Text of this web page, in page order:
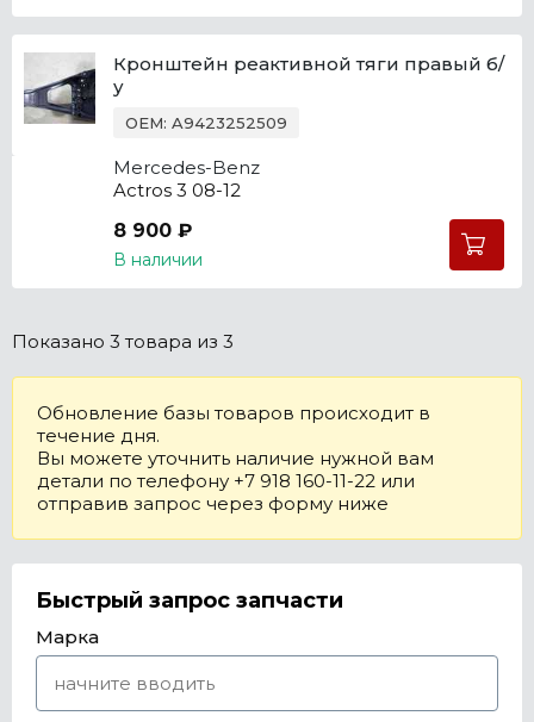
Кронштейн реактивной тяги правый б/
у
OEM: A9423252509
Mercedes-Benz
Actros 3 08-12
8 900 ₽
В наличии
Показано 3 товара из 3
Обновление базы товаров происходит в
течение дня.
Вы можете уточнить наличие нужной вам
детали по телефону +7 918 160-11-22 или
отправив запрос через форму ниже
Быстрый запрос запчасти
Марка